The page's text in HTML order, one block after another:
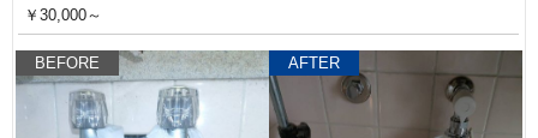
￥30,000～
BEFORE AFTER